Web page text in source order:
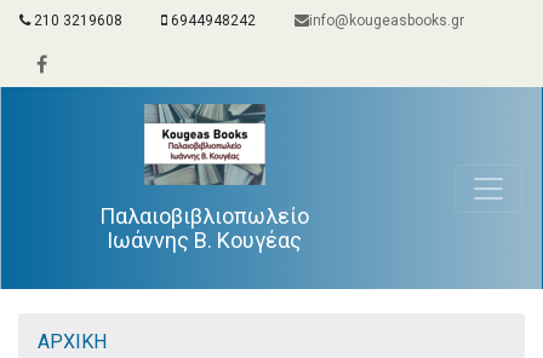
210 3219608 6944948242 info@kougeasbooks.gr
Παλαιοβιβλιοπωλείο
Ιωάννης Β. Κουγέας
ΑΡΧΙΚΗ